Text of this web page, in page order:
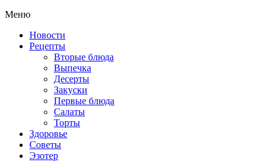
Меню
Новости
Рецепты
Вторые блюда
Выпечка
Десерты
Закуски
Первые блюда
Салаты
Торты
Здоровье
Советы
Эзотер